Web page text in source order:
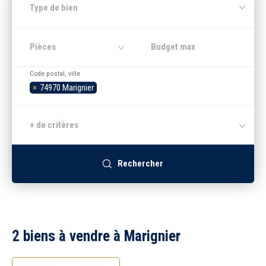
Estimer
Recherche par ville
Type de bien
Pièces
× 74970 Marignier
Code postal, ville
+ de critères
Rechercher
2 biens à vendre à Marignier